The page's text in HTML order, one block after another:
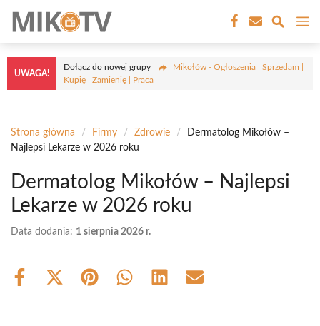
treści
UWAGA!
Dołącz do nowej grupy
Mikołów - Ogłoszenia | Sprzedam |
Kupię | Zamienię | Praca
Strona główna / Firmy / Zdrowie /
Dermatolog Mikołów –
Najlepsi Lekarze w 2026 roku
Dermatolog Mikołów – Najlepsi
Lekarze w 2026 roku
Data dodania: 1 sierpnia 2026 r.
Share
Share
(Twitter)
Share Share Share Share